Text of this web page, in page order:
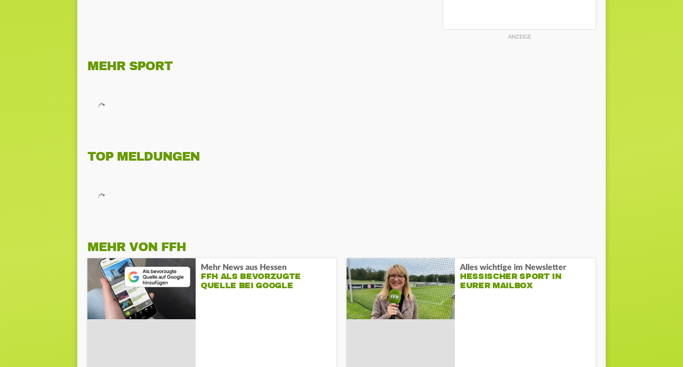
MEHR SPORT
TOP MELDUNGEN
MEHR VON FFH
Mehr News aus Hessen
FFH ALS BEVORZUGTE
QUELLE BEI GOOGLE
Alles wichtige im Newsletter
HESSISCHER SPORT IN
EURER MAILBOX